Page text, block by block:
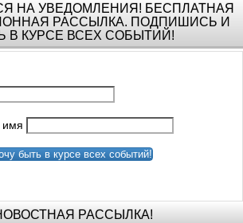
НА УВЕДОМЛЕНИЯ! БЕСПЛАТНАЯ
РАССЫЛКА. ПОДПИШИСЬ И
В КУРСЕ ВСЕХ СОБЫТИЙ!
быть в курсе всех событий!
РАССЫЛКА!